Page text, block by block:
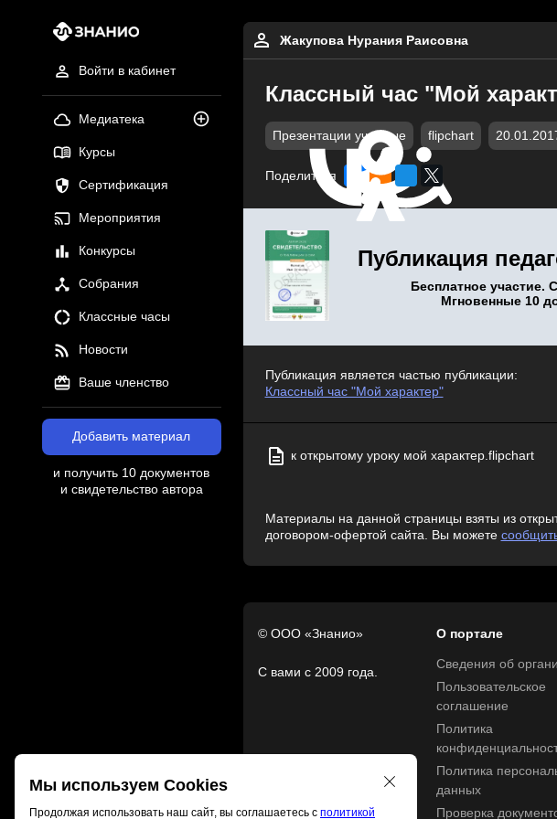
Войти в кабинет
Медиатека
Курсы
Сертификация
Мероприятия
Конкурсы
Собрания
Классные часы
Новости
Ваше членство
Добавить материал
и получить 10 документов
и свидетельство автора
Жакупова Нурания Раисовна
Классный час "Мой
Презентации учебные flipchart
Поделиться
Публикация
Бесплатное участие.
Мгновенные 10
Публикация является частью публикации:
Классный час "Мой характер"
к открытому уроку мой характер.flipchart
Материалы на данной страницы взяты из
договором-офертой сайта. Вы можете
© ООО «Знанио»
С вами с 2009 года.
О портале
Сведения об
Пользовательское
соглашение
Политика
Политика
данных
Проверка
Мы используем Cookies
Продолжая использовать наш сайт, вы соглашаетесь с политикой